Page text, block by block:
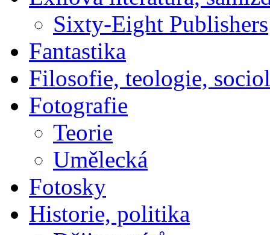
Sixty-Eight Publishers
Fantastika
Filosofie, teologie,
Fotografie
Teorie
Umělecká
Fotosky
Historie, politika